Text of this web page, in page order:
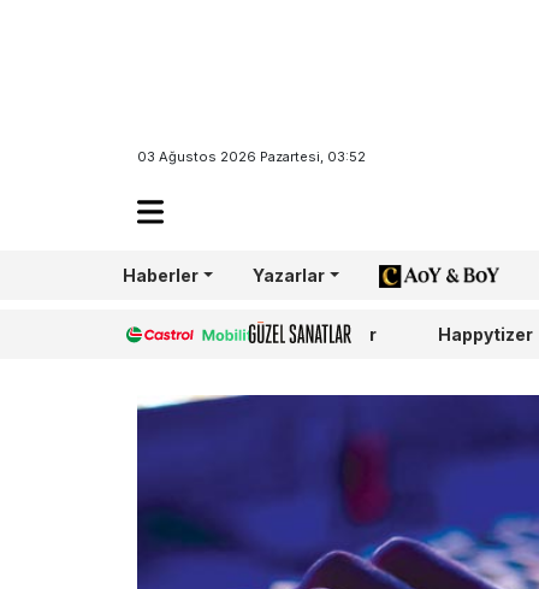
03 Ağustos 2026 Pazartesi, 03:52
Haberler Yazarlar AoY/BoY
Castrol Güzel Sanatlar Happytizer